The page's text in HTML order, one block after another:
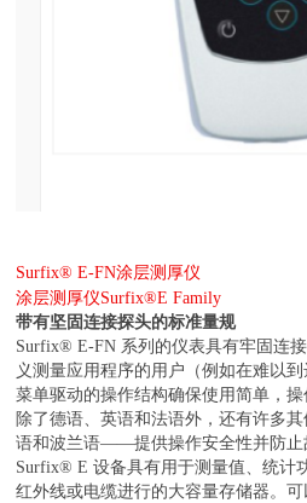
Surfix® E-FN涂层测厚仪
涂层测厚仪Surfix®E Family
带有坚固连接探头的标准量规
Surfix® E-FN 系列的仪表具有牢固连
义测量应用程序的用户（例如在难以
菜单驱动的操作结构确保使用简单，
除了德语、英语和法语外，还有许多
语和波兰语——提供操作安全性并防止
Surfix® E 设备具有用于测量值、统计
红外线或电缆进行的大容量存储器。可